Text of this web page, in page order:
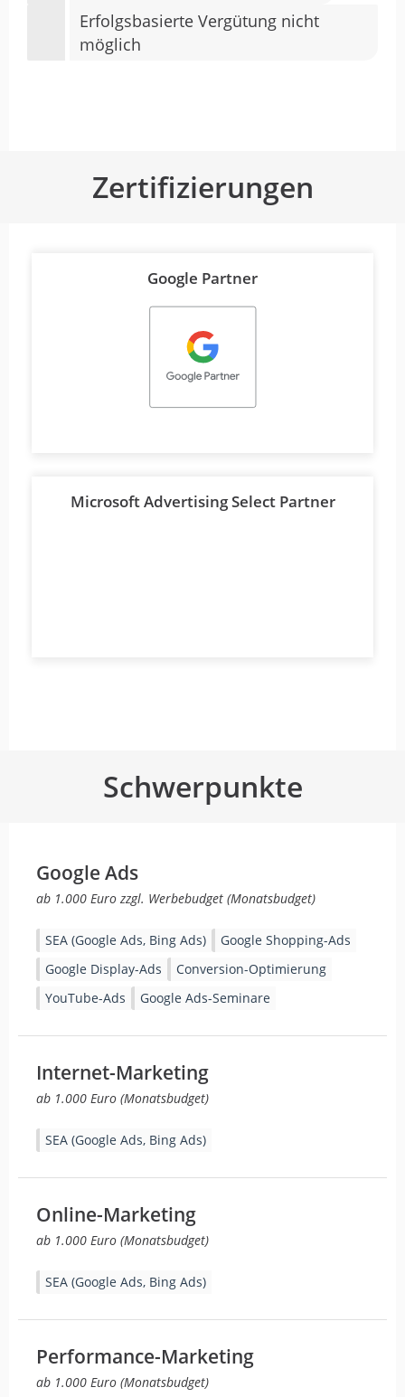
Erfolgsbasierte Vergütung nicht
möglich
Zertifizierungen
Google Partner
Microsoft Advertising Select Partner
Schwerpunkte
Google Ads
ab 1.000 Euro zzgl. Werbebudget (Monatsbudget)
SEA (Google Ads, Bing Ads)
Google Shopping-Ads
Google Display-Ads
Conversion-Optimierung
YouTube-Ads
Google Ads-Seminare
Internet-Marketing
ab 1.000 Euro (Monatsbudget)
SEA (Google Ads, Bing Ads)
Online-Marketing
ab 1.000 Euro (Monatsbudget)
SEA (Google Ads, Bing Ads)
Performance-Marketing
ab 1.000 Euro (Monatsbudget)